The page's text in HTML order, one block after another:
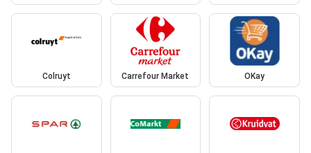
Colruyt Carrefour Market OKay